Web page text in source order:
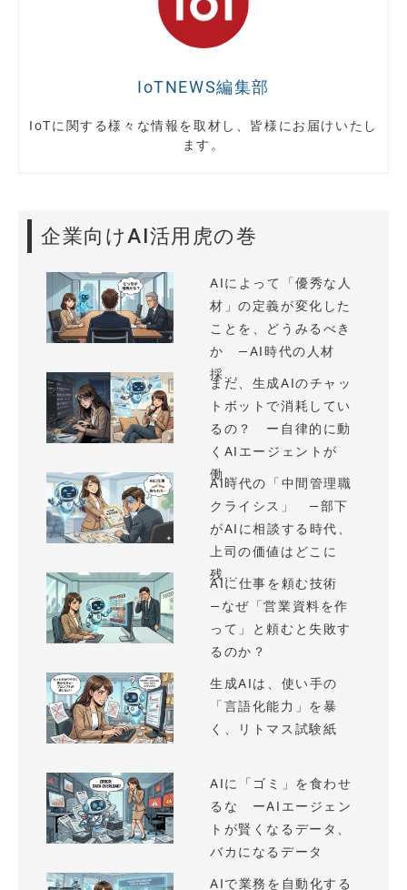
IoTNEWS編集部
IoTに関する様々な情報を取材し、皆様にお届けいたし
ます。
企業向けAI活用虎の巻
AIによって「優秀な人
材」の定義が変化した
ことを、どうみるべき
か —AI時代の人材
採...
まだ、生成AIのチャッ
トボットで消耗してい
るの？ ー自律的に動
くAIエージェントが
働...
AI時代の「中間管理職
クライシス」 —部下
がAIに相談する時代、
上司の価値はどこに
残...
AIに仕事を頼む技術
—なぜ「営業資料を作
って」と頼むと失敗す
るのか？
生成AIは、使い手の
「言語化能力」を暴
く、リトマス試験紙
AIに「ゴミ」を食わせ
るな ーAIエージェン
トが賢くなるデータ、
バカになるデータ
AIで業務を自動化する